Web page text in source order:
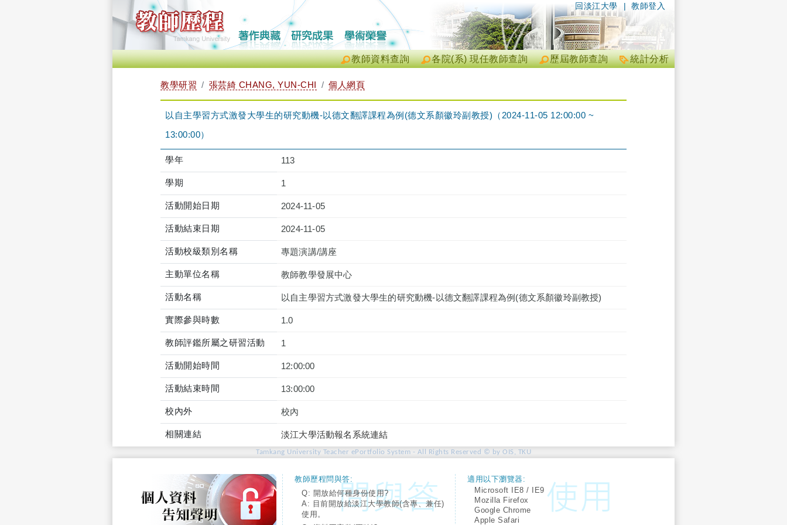
| 教師登入
回淡江大學
統計分析
歷屆教師查詢
各院(系) 現任教師查詢
教師資料查詢
教學研習 張芸綺 CHANG, YUN-CHI 個人網頁
以自主學習方式激發大學生的研究動機-以德文翻譯課程為例(德文系顏徽玲副教授)（2024-11-05 12:00:00 ~
13:00:00）
學年 113
學期 1
活動開始日期 2024-11-05
活動結束日期 2024-11-05
活動校級類別名稱 專題演講/講座
主動單位名稱 教師教學發展中心
活動名稱 以自主學習方式激發大學生的研究動機-以德文翻譯課程為例(德文系顏徽玲副教授)
實際參與時數 1.0
教師評鑑所屬之研習活動 1
活動開始時間 12:00:00
活動結束時間 13:00:00
校內外 校內
相關連結 淡江大學活動報名系統連結
Tamkang University Teacher ePortfolio System - All Rights Reserved © by OIS, TKU
教師歷程問與答:
Q: 開放給何種身份使用?
A: 目前開放給淡江大學教師(含專、兼任)
使用。
適用以下瀏覽器:
Microsoft IE8 / IE9
Mozilla Firefox
Google Chrome
Apple Safari